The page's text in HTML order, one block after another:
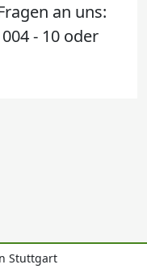
an uns:
- 10 oder
Stuttgart